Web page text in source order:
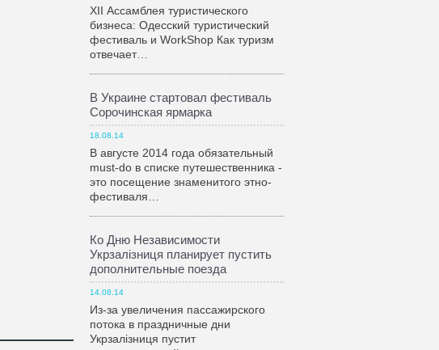
XII Ассамблея туристического
бизнеса: Одесский туристический
фестиваль и WorkShop Как туризм
отвечает…
В Украине стартовал фестиваль
Сорочинская ярмарка
18.08.14
В августе 2014 года обязательный
must-do в списке путешественника -
это посещение знаменитого этно-
фестиваля…
Ко Дню Независимости
Укрзалiзниця планирует пустить
дополнительные поезда
14.08.14
Из-за увеличения пассажирского
потока в праздничные дни
Укрзалiзниця пустит